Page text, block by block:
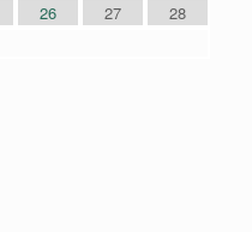
26 27
28